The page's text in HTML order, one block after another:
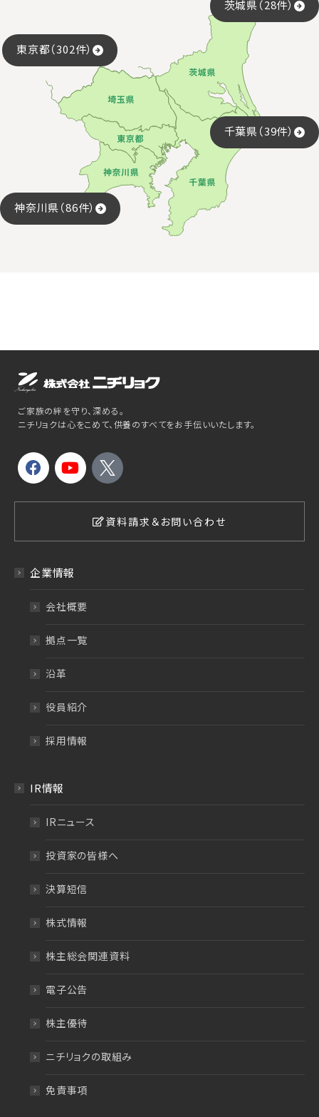
茨城県（28件）
東京都（302件）
千葉県（39件）
神奈川県（86件）
ご家族の絆を守り、深める。
ニチリョクは心をこめて、供養のすべてをお手伝いいたします。
資料請求＆お問い合わせ
企業情報
会社概要
拠点一覧
沿革
役員紹介
採用情報
IR情報
IRニュース
投資家の皆様へ
決算短信
株式情報
株主総会関連資料
電子公告
株主優待
ニチリョクの取組み
免責事項